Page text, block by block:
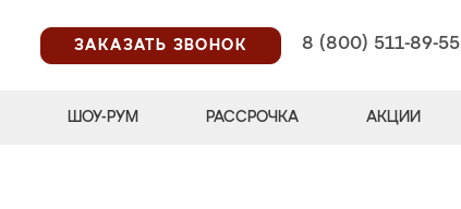
ЗАКАЗАТЬ ЗВОНОК
8 (800) 511-89-55
ШОУ-РУМ РАССРОЧКА АКЦИИ